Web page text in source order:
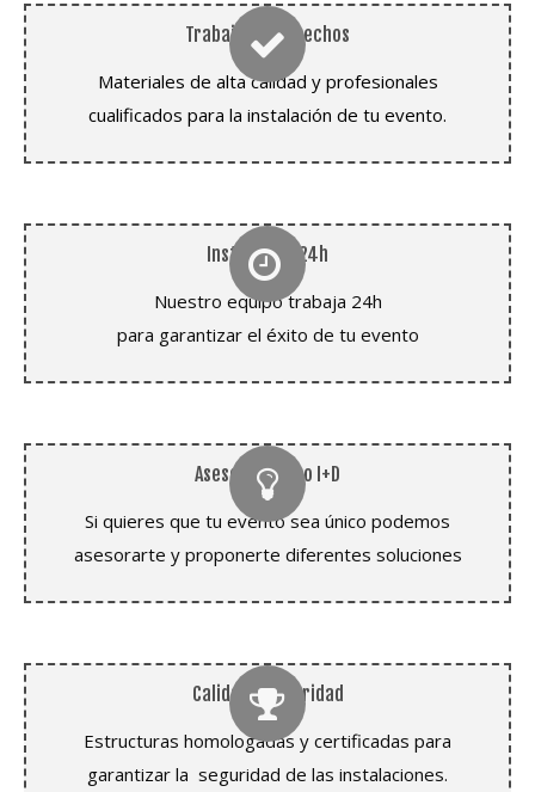
Trabajos bien hechos
Materiales de alta calidad y profesionales
cualificados para la instalación de tu evento.
Instalación 24h
Nuestro equipo trabaja 24h
para garantizar el éxito de tu evento
Asesoramiento I+D
Si quieres que tu evento sea único podemos
asesorarte y proponerte diferentes soluciones
Calidad y seguridad
Estructuras homologadas y certificadas para
garantizar la seguridad de las instalaciones.